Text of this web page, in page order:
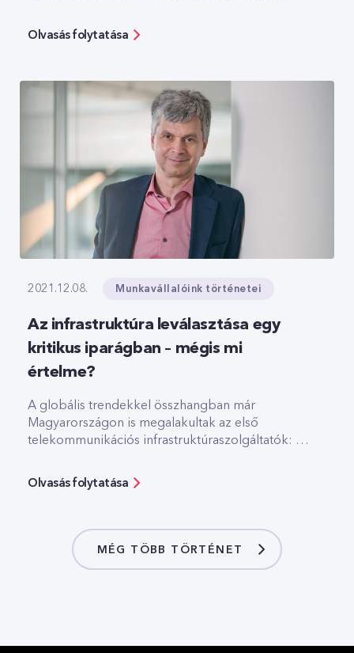
vezérigazgatói pozíciójáról, mintha a világ
legtermészetesebb dolga lenne, hogy nők nagy
nem erősségein túl a CETIN és a Yettel
kapcsolatáról, a vállalati kultúrák közti
különbségekről és a fiatal cég terveiről is beszélt
a Marketing&Media magazinnak a szakember.
Olvasás folytatása
2021.12.08. Munkavállalóink történetei
Az infrastruktúra leválasztása egy
kritikus iparágban – mégis mi
értelme?
A globális trendekkel összhangban már
Magyarországon is megalakultak az első
telekommunikációs infrastruktúraszolgáltatók: a
cégbe szervezte infrastruktúrája egy részét. De
mi a ráció és az üzleti modell a lépések mögött?
Olvasás folytatása
MÉG TÖBB TÖRTÉNET